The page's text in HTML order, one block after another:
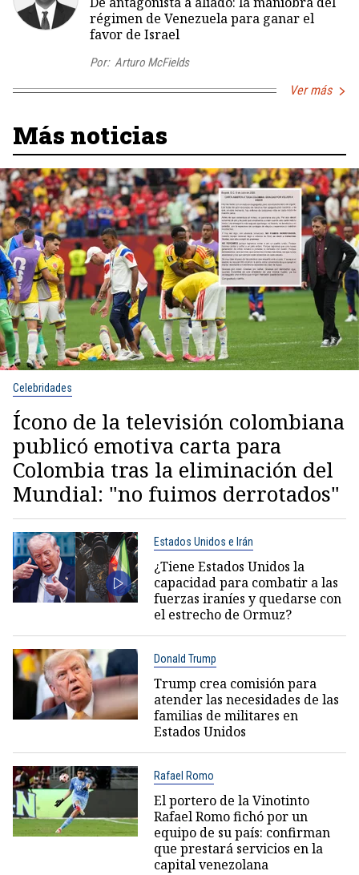
régimen de Venezuela para ganar el
favor de Israel
Por: Arturo McFields
Ver más
Más noticias
Celebridades
Ícono de la televisión colombiana
publicó emotiva carta para
Colombia tras la eliminación del
Mundial: "no fuimos derrotados"
Estados Unidos e Irán
¿Tiene Estados Unidos la
capacidad para combatir a las
fuerzas iraníes y quedarse con
el estrecho de Ormuz?
Donald Trump
Trump crea comisión para
atender las necesidades de las
familias de militares en
Estados Unidos
Rafael Romo
El portero de la Vinotinto
Rafael Romo fichó por un
equipo de su país: confirman
que prestará servicios en la
capital venezolana